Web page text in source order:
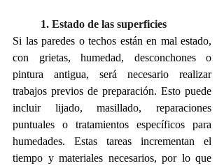
1. Estado de las superficies
Si las paredes o techos están en mal estado,
con grietas, humedad, desconchones o
pintura antigua, será necesario realizar
trabajos previos de preparación. Esto puede
incluir lijado, masillado, reparaciones
puntuales o tratamientos específicos para
humedades. Estas tareas incrementan el
tiempo y materiales necesarios, por lo que